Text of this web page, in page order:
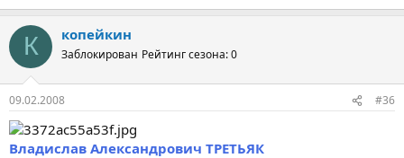
К копейкин
Заблокирован Рейтинг сезона: 0
09.02.2008 #36
Владислав Александрович ТРЕТЬЯК